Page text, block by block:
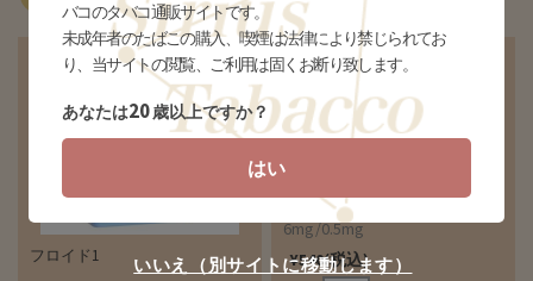
フロイド1
フロイド6
6mg/0.5mg
¥540(税込)
バコのタバコ通販サイトです。
未成年者のたばこの購入、喫煙は法律により禁じられてお
り、当サイトの閲覧、ご利用は固くお断り致します。
あなたは20歳以上ですか？
はい
いいえ（別サイトに移動します）